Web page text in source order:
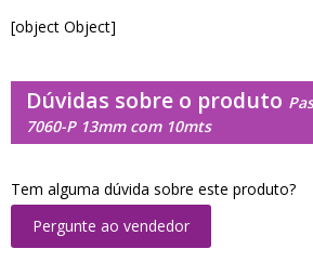
[object Object]
Dúvidas sobre o produto
7060-P 13mm com 10mts
Tem alguma dúvida sobre este produto?
Pergunte ao vendedor